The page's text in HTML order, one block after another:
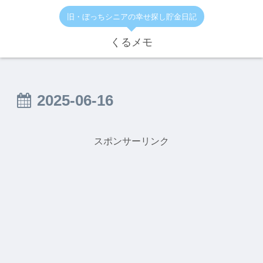
旧・ぼっちシニアの幸せ探し貯金日記
くるメモ
2025-06-16
スポンサーリンク